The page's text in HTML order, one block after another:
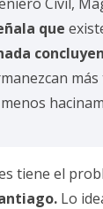
que
tiene el
Lo